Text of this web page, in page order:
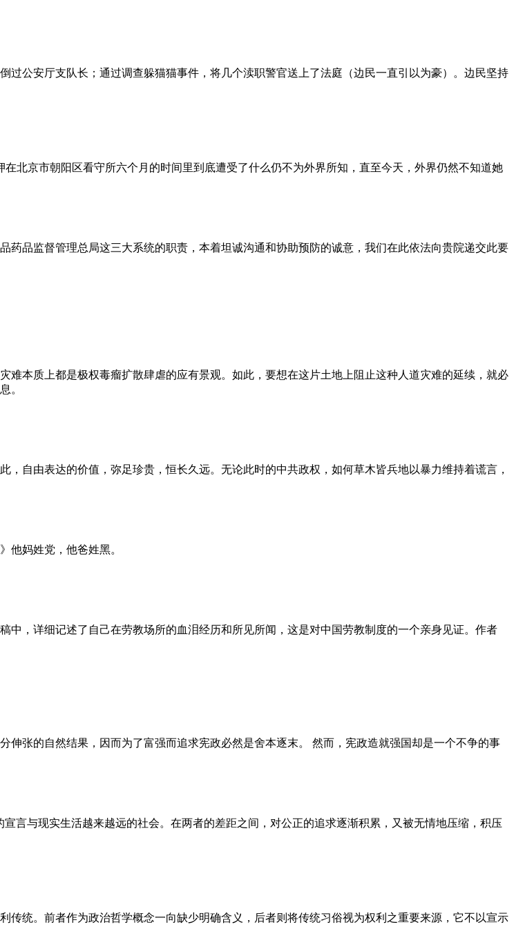
公安厅支队长；通过调查躲猫猫事件，将几个渎职警官送上了法庭（边民一直引以为豪）。边民坚持
北京市朝阳区看守所六个月的时间里到底遭受了什么仍不为外界所知，直至今天，外界仍然不知道她
品监督管理总局这三大系统的职责，本着坦诚沟通和协助预防的诚意，我们在此依法向贵院递交此要
本质上都是极权毒瘤扩散肆虐的应有景观。如此，要想在这片土地上阻止这种人道灾难的延续，就必
。
自由表达的价值，弥足珍贵，恒长久远。无论此时的中共政权，如何草木皆兵地以暴力维持着谎言，
他妈姓党，他爸姓黑。
中，详细记述了自己在劳教场所的血泪经历和所见所闻，这是对中国劳教制度的一个亲身见证。作者
张的自然结果，因而为了富强而追求宪政必然是舍本逐末。 然而，宪政造就强国却是一个不争的事
言与现实生活越来越远的社会。在两者的差距之间，对公正的追求逐渐积累，又被无情地压缩，积压
传统。前者作为政治哲学概念一向缺少明确含义，后者则将传统习俗视为权利之重要来源，它不以宣示